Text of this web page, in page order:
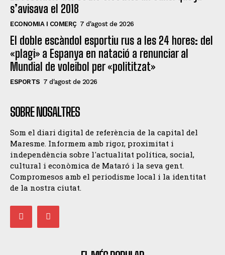
s’avisava el 2018
ECONOMIA I COMERÇ 7 d'agost de 2026
El doble escàndol esportiu rus a les 24 hores: del
«plagi» a Espanya en natació a renunciar al
Mundial de voleibol per «polititzat»
ESPORTS 7 d'agost de 2026
SOBRE NOSALTRES
Som el diari digital de referència de la capital del
Maresme. Informem amb rigor, proximitat i
independència sobre l'actualitat política, social,
cultural i econòmica de Mataró i la seva gent.
Compromesos amb el periodisme local i la identitat
de la nostra ciutat.